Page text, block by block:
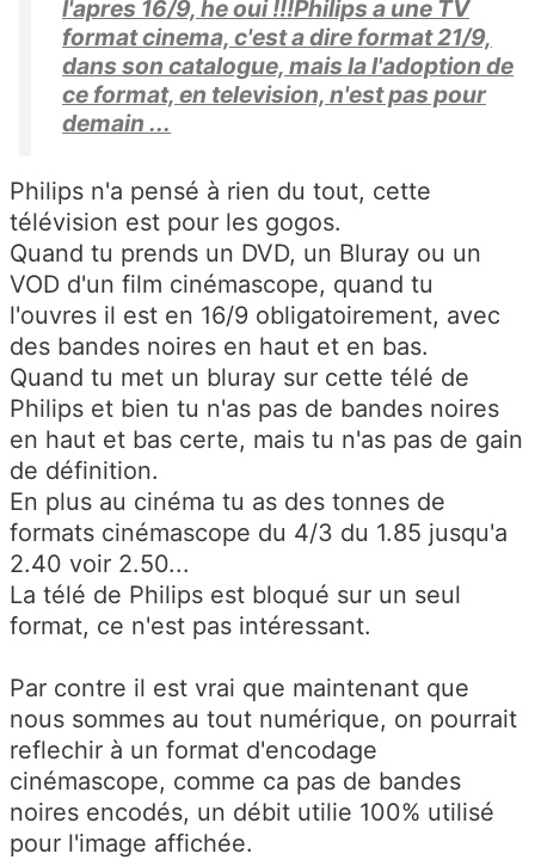
l'apres 16/9, he oui !!!Philips a une TV
format cinema, c'est a dire format 21/9,
dans son catalogue, mais la l'adoption de
ce format, en television, n'est pas pour
demain ...
Philips n'a pensé à rien du tout, cette
télévision est pour les gogos.
Quand tu prends un DVD, un Bluray ou un
VOD d'un film cinémascope, quand tu
l'ouvres il est en 16/9 obligatoirement, avec
des bandes noires en haut et en bas.
Quand tu met un bluray sur cette télé de
Philips et bien tu n'as pas de bandes noires
en haut et bas certe, mais tu n'as pas de gain
de définition.
En plus au cinéma tu as des tonnes de
formats cinémascope du 4/3 du 1.85 jusqu'a
2.40 voir 2.50...
La télé de Philips est bloqué sur un seul
format, ce n'est pas intéressant.
Par contre il est vrai que maintenant que
nous sommes au tout numérique, on pourrait
reflechir à un format d'encodage
cinémascope, comme ca pas de bandes
noires encodés, un débit utilie 100% utilisé
pour l'image affichée.